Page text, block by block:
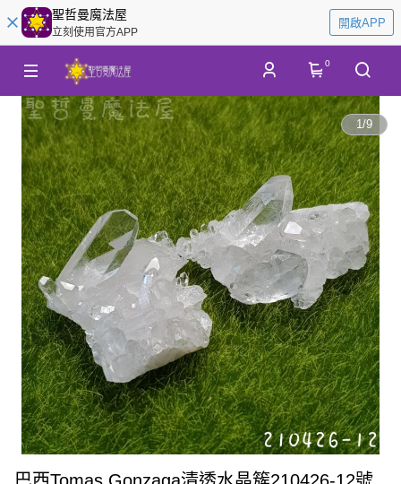
聖哲曼魔法屋
立刻使用官方APP
開啟APP
0
1/9